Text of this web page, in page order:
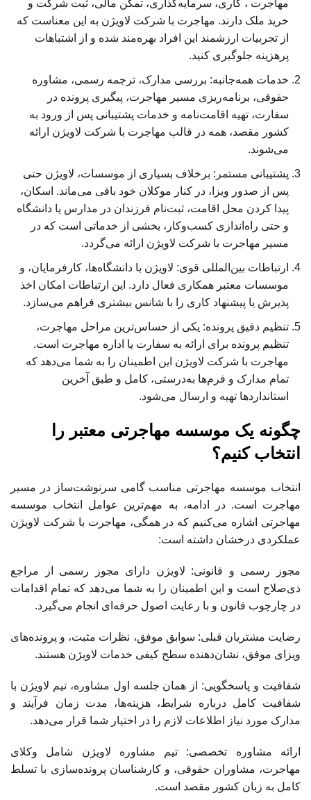
مهاجرت ، کاری، سرمایه‌گذاری، تمکن مالی، ثبت شرکت و
خرید ملک دارند. مهاجرت با شرکت لاویژن به این معناست که
از تجربیات ارزشمند این افراد بهره‌مند شده و از اشتباهات
پرهزینه جلوگیری کنید.
خدمات همه‌جانبه: بررسی مدارک، ترجمه رسمی، مشاوره
حقوقی، برنامه‌ریزی مسیر مهاجرت، پیگیری پرونده در
سفارت، تهیه اقامت‌نامه و خدمات پشتیبانی پس از ورود به
کشور مقصد، همه در قالب مهاجرت با شرکت لاویژن ارائه
می‌شوند.
پشتیبانی مستمر: برخلاف بسیاری از موسسات، لاویژن حتی
پس از صدور ویزا، در کنار موکلان خود باقی می‌ماند. اسکان،
پیدا کردن محل اقامت، ثبت‌نام فرزندان در مدارس یا دانشگاه
و حتی راه‌اندازی کسب‌وکار، بخشی از خدماتی است که در
مسیر مهاجرت با شرکت لاویژن ارائه می‌گردد.
ارتباطات بین‌المللی قوی: لاویژن با دانشگاه‌ها، کارفرمایان، و
موسسات معتبر همکاری فعال دارد. این ارتباطات امکان اخذ
پذیرش یا پیشنهاد کاری را با شانس بیشتری فراهم می‌سازد.
تنظیم دقیق پرونده: یکی از حساس‌ترین مراحل مهاجرت،
تنظیم پرونده برای ارائه به سفارت یا اداره مهاجرت است.
مهاجرت با شرکت لاویژن این اطمینان را به شما می‌دهد که
تمام مدارک و فرم‌ها به‌درستی، کامل و طبق آخرین
استانداردها تهیه و ارسال می‌شود.
چگونه یک موسسه مهاجرتی معتبر را
انتخاب کنیم؟
انتخاب موسسه مهاجرتی مناسب گامی سرنوشت‌ساز در مسیر
مهاجرت است. در ادامه، به مهم‌ترین عوامل انتخاب موسسه
مهاجرتی اشاره می‌کنیم که در همگی، مهاجرت با شرکت لاویژن
عملکردی درخشان داشته است:
مجوز رسمی و قانونی: لاویژن دارای مجوز رسمی از مراجع
ذی‌صلاح است و این اطمینان را به شما می‌دهد که تمام اقدامات
در چارچوب قانون و با رعایت اصول حرفه‌ای انجام می‌گیرد.
رضایت مشتریان قبلی: سوابق موفق، نظرات مثبت، و پرونده‌های
ویزای موفق، نشان‌دهنده سطح کیفی خدمات لاویژن هستند.
شفافیت و پاسخگویی: از همان جلسه اول مشاوره، تیم لاویژن با
شفافیت کامل درباره شرایط، هزینه‌ها، مدت زمان فرآیند و
مدارک مورد نیاز اطلاعات لازم را در اختیار شما قرار می‌دهد.
ارائه مشاوره تخصصی: تیم مشاوره لاویژن شامل وکلای
مهاجرت، مشاوران حقوقی، و کارشناسان پرونده‌سازی با تسلط
کامل به زبان کشور مقصد است.